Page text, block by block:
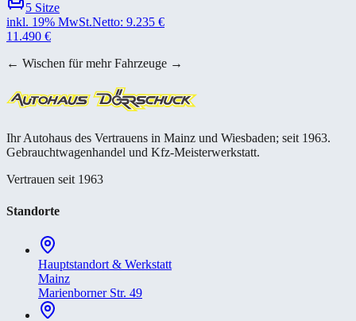
5 Sitze
inkl. 19% MwSt.Netto: 9.235 €
11.490 €
← Wischen für mehr Fahrzeuge →
Ihr Autohaus des Vertrauens in Mainz und Wiesbaden; seit 1963.
Gebrauchtwagenhandel und Kfz-Meisterwerkstatt.
Vertrauen seit 1963
Standorte
Hauptstandort & Werkstatt
Mainz
Marienborner Str. 49